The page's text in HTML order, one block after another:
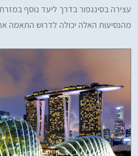
עצירה בסינגפור בדרך ליעד נוסף
מהנסיעות האלה יכולה לדרוש התאמה